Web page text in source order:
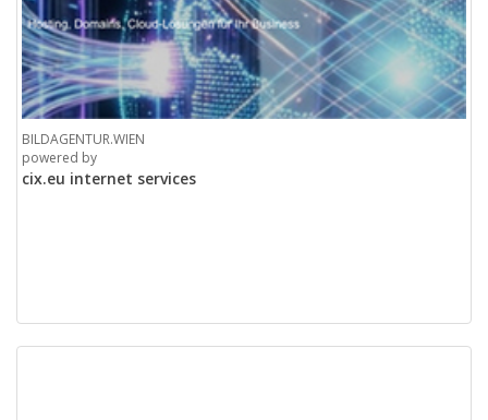
BILDAGENTUR.WIEN
powered by
cix.eu internet services